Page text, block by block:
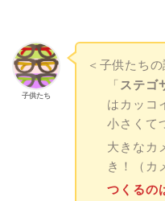
子供たち
＜子供たちの
「 ステゴ
はカッコ
小さくて
大きなカ
き！（カ
つくるの